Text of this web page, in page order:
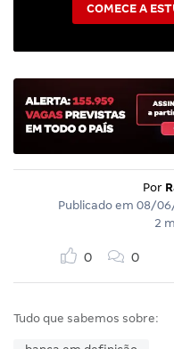
COMECE A
Por
Publicado em 08/
2
0 0
Tudo que sabemos sobre: